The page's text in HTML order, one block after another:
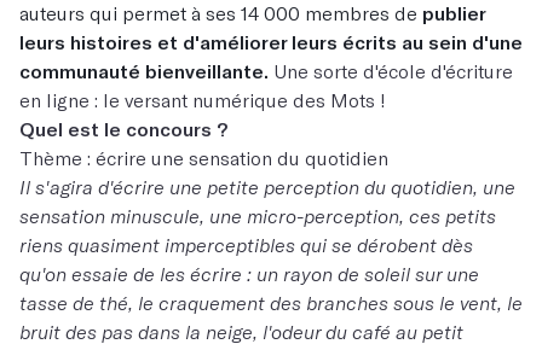
auteurs qui permet à ses 14 000 membres de publier
leurs histoires et d'améliorer leurs écrits au sein d'une
communauté bienveillante. Une sorte d'école d'écriture
en ligne : le versant numérique des Mots !
Quel est le concours ?
Thème : écrire une sensation du quotidien
Il s'agira d'écrire une petite perception du quotidien, une
sensation minuscule, une micro-perception, ces petits
riens quasiment imperceptibles qui se dérobent dès
qu'on essaie de les écrire : un rayon de soleil sur une
tasse de thé, le craquement des branches sous le vent, le
bruit des pas dans la neige, l'odeur du café au petit